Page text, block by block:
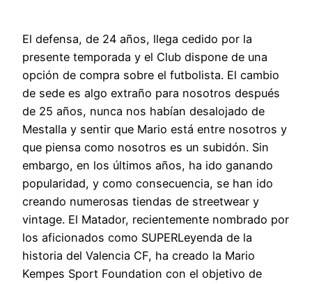
El defensa, de 24 años, llega cedido por la
presente temporada y el Club dispone de una
opción de compra sobre el futbolista. El cambio
de sede es algo extraño para nosotros después
de 25 años, nunca nos habían desalojado de
Mestalla y sentir que Mario está entre nosotros y
que piensa como nosotros es un subidón. Sin
embargo, en los últimos años, ha ido ganando
popularidad, y como consecuencia, se han ido
creando numerosas tiendas de streetwear y
vintage. El Matador, recientemente nombrado por
los aficionados como SUPERLeyenda de la
historia del Valencia CF, ha creado la Mario
Kempes Sport Foundation con el objetivo de